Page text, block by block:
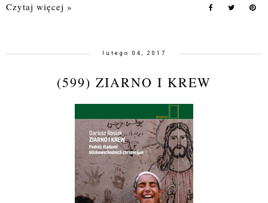
Czytaj więcej »
lutego 04, 2017
(599) ZIARNO I KREW